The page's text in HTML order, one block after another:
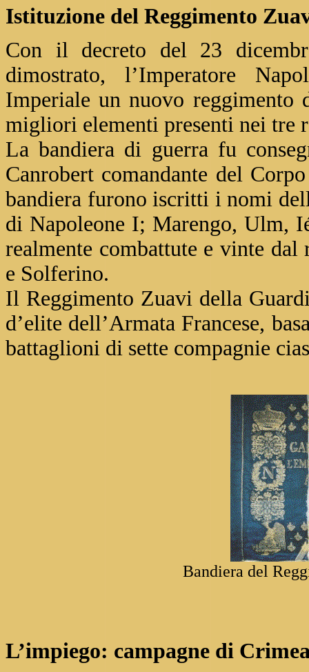
Istituzione del Reggimento
Con il decreto del 23
dimostrato, l’Imperatore
Imperiale un nuovo
migliori elementi presenti nei tre
La bandiera di guerra fu
Canrobert comandante del
bandiera furono iscritti i nomi
di Napoleone I; Marengo, Ulm,
realmente combattute e vinte dal
e Solferino.
Il Reggimento Zuavi della
d’elite dell’Armata Francese,
battaglioni di sette compagnie
Bandiera del
L’impiego: campagne di